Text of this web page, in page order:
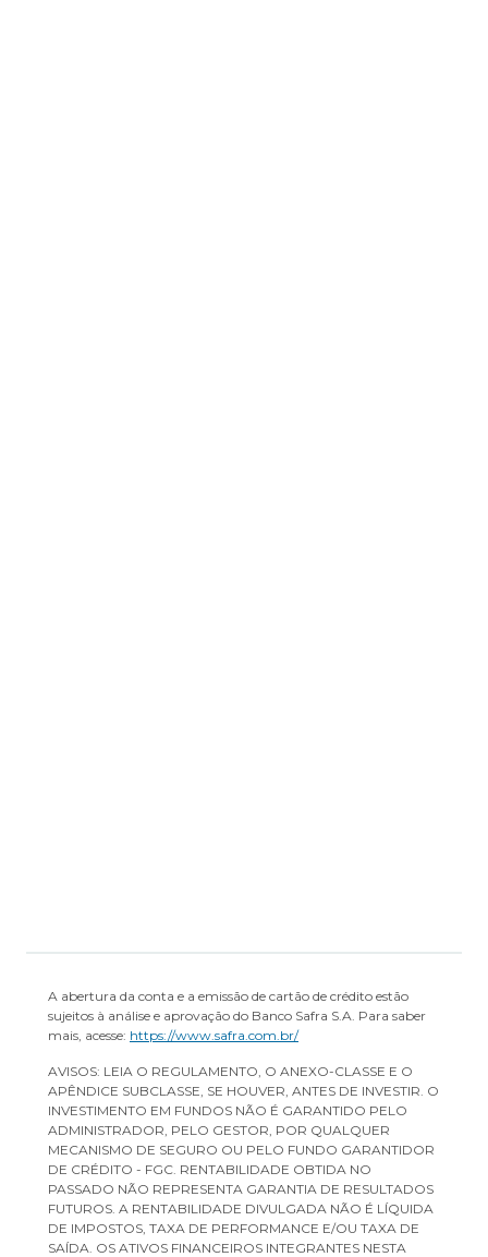
A abertura da conta e a emissão de cartão de crédito estão
sujeitos à análise e aprovação do Banco Safra S.A. Para saber
mais, acesse: https://www.safra.com.br/
AVISOS: LEIA O REGULAMENTO, O ANEXO-CLASSE E O
APÊNDICE SUBCLASSE, SE HOUVER, ANTES DE INVESTIR. O
INVESTIMENTO EM FUNDOS NÃO É GARANTIDO PELO
ADMINISTRADOR, PELO GESTOR, POR QUALQUER
MECANISMO DE SEGURO OU PELO FUNDO GARANTIDOR
DE CRÉDITO - FGC. RENTABILIDADE OBTIDA NO
PASSADO NÃO REPRESENTA GARANTIA DE RESULTADOS
FUTUROS. A RENTABILIDADE DIVULGADA NÃO É LÍQUIDA
DE IMPOSTOS, TAXA DE PERFORMANCE E/OU TAXA DE
SAÍDA. OS ATIVOS FINANCEIROS INTEGRANTES NESTA